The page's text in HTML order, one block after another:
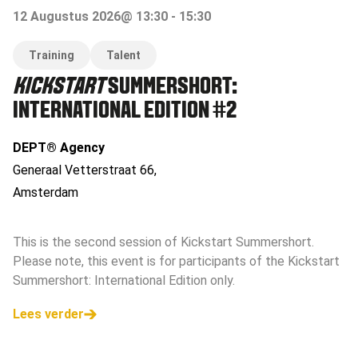
12 Augustus 2026@ 13:30 - 15:30
Training Talent
KICKSTARTSUMMERSHORT:
INTERNATIONAL EDITION #2
DEPT® Agency
Generaal Vetterstraat 66,
Amsterdam
This is the second session of Kickstart Summershort.
Please note, this event is for participants of the Kickstart
Summershort: International Edition only.
Lees verder